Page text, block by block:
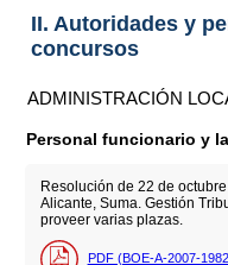
II. Autoridades y
concursos
ADMINISTRACIÓN
Personal funcionario y
Resolución de 22 de
Alicante, Suma. Gestión
proveer varias plazas.
PDF (BOE-A-2007-